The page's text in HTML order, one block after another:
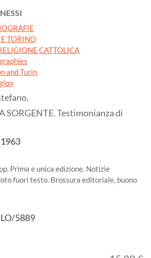
TORINO
CATTOLICA
and Turin
SORGENTE. Testimonianza di
1963
Prima e unica edizione. Notizie
fuori testo. Brossura editoriale, buono
LO/5889